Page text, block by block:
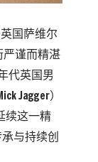
国萨维尔
严谨而精湛
代英国男
Jagger）
续这一精
与持续创